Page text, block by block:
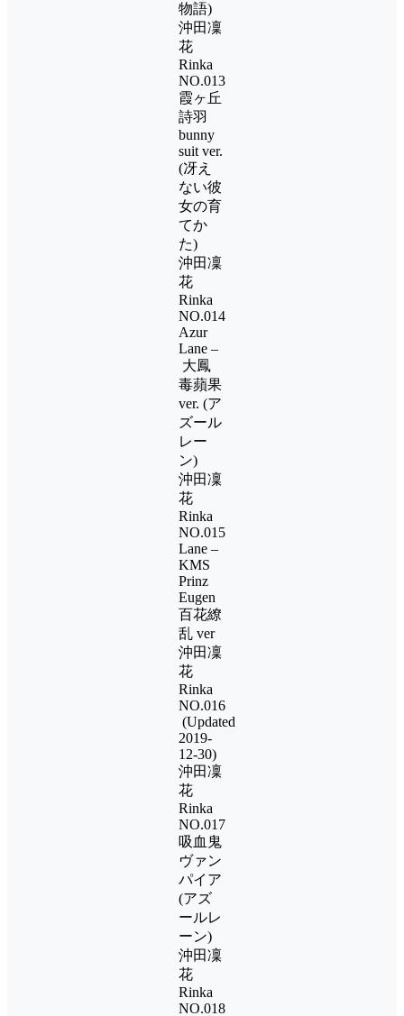
物語)
沖田凜
花
Rinka
NO.013
霞ヶ丘
詩羽
bunny
suit ver.
(冴え
ない彼
女の育
てか
た)
沖田凜
花
Rinka
NO.014
Azur
Lane –
大鳳
毒蘋果
ver. (ア
ズール
レー
ン)
沖田凜
花
Rinka
NO.015
Lane –
KMS
Prinz
Eugen
百花繚
乱 ver
沖田凜
花
Rinka
NO.016
(Updated
2019-
12-30)
沖田凜
花
Rinka
NO.017
吸血鬼
ヴァン
パイア
(アズ
ールレ
ーン)
沖田凜
花
Rinka
NO.018